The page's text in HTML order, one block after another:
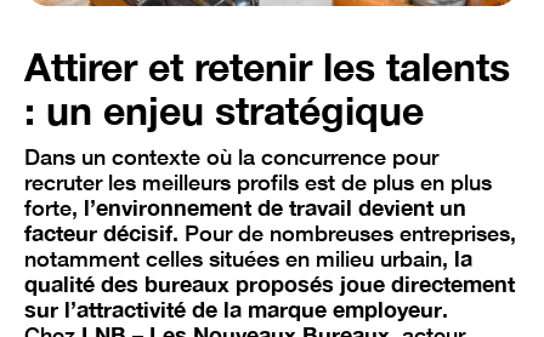
Attirer et retenir les talents
: un enjeu stratégique
Dans un contexte où la concurrence pour
recruter les meilleurs profils est de plus en plus
forte, l’environnement de travail devient un
facteur décisif. Pour de nombreuses entreprises,
notamment celles situées en milieu urbain, la
qualité des bureaux proposés joue directement
sur l’attractivité de la marque employeur.